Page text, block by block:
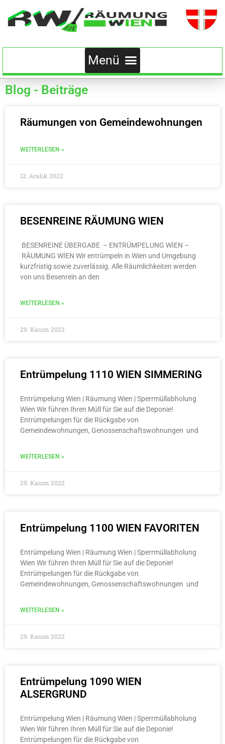
Blog - Beiträge
Räumungen von Gemeindewohnungen
WEITERLESEN »
12. Aralık 2022
BESENREINE RÄUMUNG WIEN
BESENREINE ÜBERGABE – ENTRÜMPELUNG WİEN –
RÄUMUNG WİEN Wir entrümpeln in Wien und Umgebung
kurzfristig sowie zuverlässig. Alle Räumlichkeiten werden
von uns Besenrein an den
WEITERLESEN »
29. Kasım 2022
Entrümpelung 1110 WIEN SIMMERING
Entrümpelung Wien | Räumung Wien | Sperrmüllabholung
Wien Wir führen Ihren Müll für Sie auf die Deponie!
Entrümpelungen für die Rückgabe von
Gemeindewohnungen, Genossenschaftswohnungen und
WEITERLESEN »
29. Kasım 2022
Entrümpelung 1100 WIEN FAVORITEN
Entrümpelung Wien | Räumung Wien | Sperrmüllabholung
Wien Wir führen Ihren Müll für Sie auf die Deponie!
Entrümpelungen für die Rückgabe von
Gemeindewohnungen, Genossenschaftswohnungen und
WEITERLESEN »
29. Kasım 2022
Entrümpelung 1090 WIEN
ALSERGRUND
Entrümpelung Wien | Räumung Wien | Sperrmüllabholung
Wien Wir führen Ihren Müll für Sie auf die Deponie!
Entrümpelungen für die Rückgabe von